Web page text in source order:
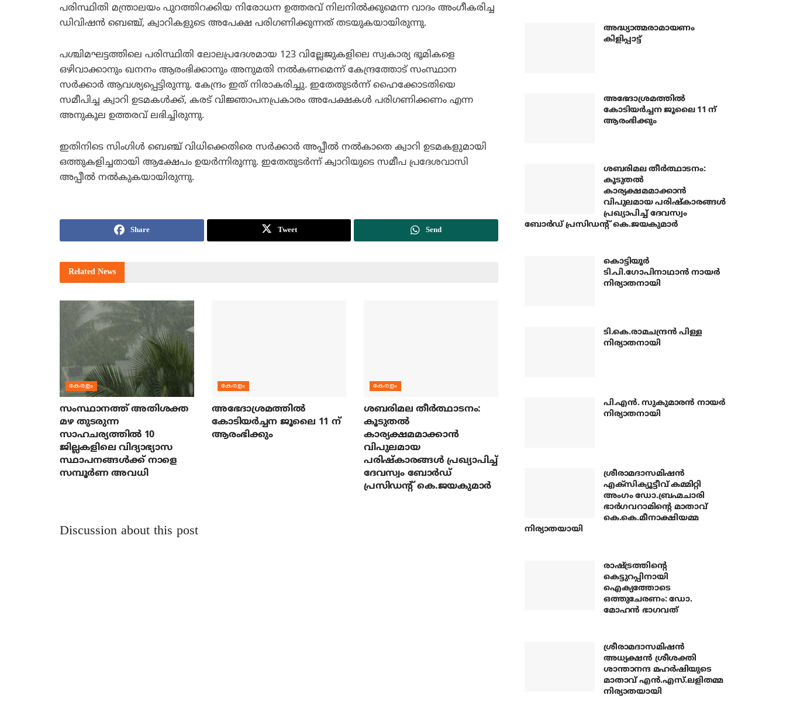
പരിസ്ഥിതി മന്ത്രാലയം പുറത്തിറക്കിയ നിരോധന ഉത്തരവ് നിലനില്‍ക്കുമെന്ന വാദം അംഗീകരിച്ച
ഡിവിഷന്‍ ബെഞ്ച്, ക്വാറികളുടെ അപേക്ഷ പരിഗണിക്കുന്നത് തടയുകയായിരുന്നു.
പശ്ചിമഘട്ടത്തിലെ പരിസ്ഥിതി ലോലപ്രദേശമായ 123 വില്ലേജുകളിലെ സ്വകാര്യ ഭൂമികളെ
ഒഴിവാക്കാനും ഖനനം ആരംഭിക്കാനും അനുമതി നല്‍കണമെന്ന് കേന്ദ്രത്തോട് സംസ്ഥാന
സര്‍ക്കാര്‍ ആവശ്യപ്പെട്ടിരുന്നു. കേന്ദ്രം ഇത് നിരാകരിച്ചു. ഇതേതുടര്‍ന്ന് ഹൈക്കോടതിയെ
സമീപിച്ച ക്വാറി ഉടമകള്‍ക്ക്, കരട് വിജ്ഞാപനപ്രകാരം അപേക്ഷകള്‍ പരിഗണിക്കണം എന്ന
അനുകൂല ഉത്തരവ് ലഭിച്ചിരുന്നു.
ഇതിനിടെ സിംഗിള്‍ ബെഞ്ച് വിധിക്കെതിരെ സര്‍ക്കാര്‍ അപ്പീല്‍ നല്‍കാതെ ക്വാറി ഉടമകളുമായി
ഒത്തുകളിച്ചതായി ആക്ഷേപം ഉയര്‍ന്നിരുന്നു. ഇതേതുടര്‍ന്ന് ക്വാറിയുടെ സമീപ പ്രദേശവാസി
അപ്പീല്‍ നല്‍കുകയായിരുന്നു.
Share Tweet Send
Related News
കേരളം
സംസ്ഥാനത്ത് അതിശക്ത
മഴ തുടരുന്ന
സാഹചര്യത്തിൽ 10
ജില്ലകളിലെ വിദ്യാഭ്യാസ
സ്ഥാപനങ്ങൾക്ക് നാളെ
സമ്പൂർണ അവധി
കേരളം
അഭേദാശ്രമത്തില്‍
കോടിയര്‍ച്ചന ജൂലൈ 11 ന്
ആരംഭിക്കും
കേരളം
ശബരിമല തീര്‍ത്ഥാടനം:
കൂടുതല്‍
കാര്യക്ഷമമാക്കാന്‍
വിപുലമായ
പരിഷ്‌കാരങ്ങള്‍ പ്രഖ്യാപിച്ച്
ദേവസ്വം ബോര്‍ഡ്
പ്രസിഡന്റ് കെ.ജയകുമാര്‍
Discussion about this post
അദ്ധ്യാത്മരാമായണം
കിളിപ്പാട്ട്
അഭേദാശ്രമത്തില്‍
കോടിയര്‍ച്ചന ജൂലൈ 11 ന്
ആരംഭിക്കും
ശബരിമല തീര്‍ത്ഥാടനം:
കൂടുതല്‍
കാര്യക്ഷമമാക്കാന്‍
വിപുലമായ പരിഷ്‌കാരങ്ങള്‍
പ്രഖ്യാപിച്ച് ദേവസ്വം
ബോര്‍ഡ് പ്രസിഡന്റ് കെ.ജയകുമാര്‍
കൊട്ടിയൂര്‍
ടി.പി.ഗോപിനാഥാന്‍ നായര്‍
നിര്യാതനായി
ടി.കെ.രാമചന്ദ്രന്‍ പിള്ള
നിര്യാതനായി
പി.എന്‍. സുകുമാരന്‍ നായര്‍
നിര്യാതനായി
ശ്രീരാമദാസമിഷന്‍
എക്‌സിക്യൂട്ടീവ് കമ്മിറ്റി
അംഗം ഡോ.ബ്രഹ്മചാരി
ഭാര്‍ഗവറാമിന്റെ മാതാവ്
കെ.കെ.മീനാക്ഷിയമ്മ
നിര്യാതയായി
രാഷ്ട്രത്തിന്റെ
കെട്ടുറപ്പിനായി
ഐക്യത്തോടെ
ഒത്തുചേരണം: ഡോ.
മോഹന്‍ ഭാഗവത്
ശ്രീരാമദാസമിഷന്‍
അധ്യക്ഷന്‍ ശ്രീശക്തി
ശാന്താനന്ദ മഹര്‍ഷിയുടെ
മാതാവ് എന്‍.എസ്.ലളിതമ്മ
നിര്യാതയായി